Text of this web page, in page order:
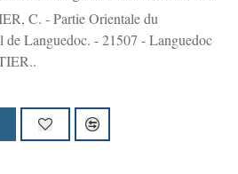
Orientale du
de Languedoc. - 21507 - Languedoc